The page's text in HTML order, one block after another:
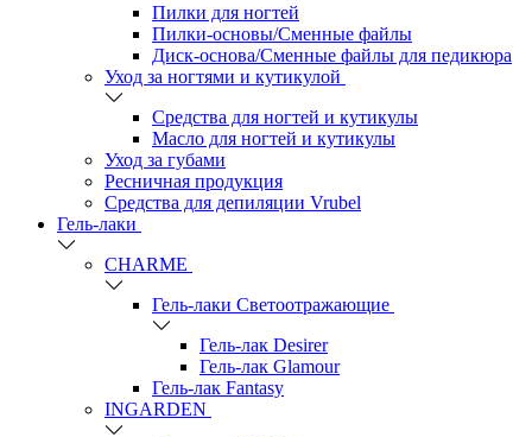
Пилки для ногтей
Пилки-основы/Сменные файлы
Диск-основа/Сменные файлы для педикюра
Уход за ногтями и кутикулой
Средства для ногтей и кутикулы
Масло для ногтей и кутикулы
Уход за губами
Ресничная продукция
Средства для депиляции Vrubel
Гель-лаки
СHARME
Гель-лаки Светоотражающие
Гель-лак Desirer
Гель-лак Glamour
Гель-лак Fantasy
INGARDEN